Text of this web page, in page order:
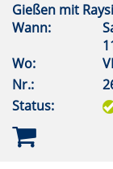
Gießen mit
Wann:
Wo:
Nr.:
Status: